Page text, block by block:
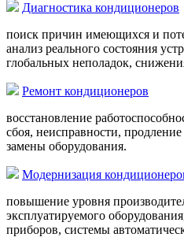
Диагностика кондиционеров
поиск причин имеющихся и
анализ реального состояния
глобальных неполадок,
Ремонт кондиционеров
восстановление
сбоя, неисправности,
замены оборудования.
Модернизация
повышение уровня
эксплуатируемого
приборов, системы